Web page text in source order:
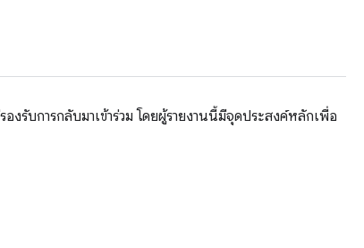
งรับการกลับมาเข้าร่วม โดยผู้รายงานนี้มีจุดประสงค์หลักเพื่อ